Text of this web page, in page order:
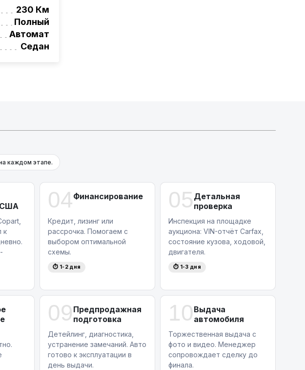
230 Км
Полный
Автомат
Седан
каждом этапе.
США
к
04Финансирование
Кредит, лизинг или
рассрочка. Помогаем с
выбором оптимальной
схемы.
⏱ 1-2 дня
05 Детальная
проверка
Инспекция на площадке
аукциона: VIN-отчёт Carfax,
состояние кузова, ходовой,
двигателя.
⏱ 1-3 дня
09 Предпродажная
подготовка
Детейлинг, диагностика,
устранение замечаний. Авто
готово к эксплуатации в
день выдачи.
10 Выдача
автомобиля
Торжественная выдача с
фото и видео. Менеджер
сопровождает сделку до
финала.